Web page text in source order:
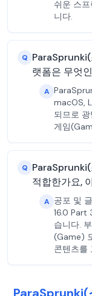
쉬운 스
니다.
Q
랫폼은 무엇
A
macOS,
되므로
게임
Q
적합한가요,
A 공포 및
16.0 Part
습니다.
(Game)
콘텐츠를